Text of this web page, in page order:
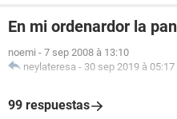
En mi ordenardor la
noemi - 7 sep 2008 à 13:10
neylateresa - 30 sep 2019 à 05:17
99 respuestas